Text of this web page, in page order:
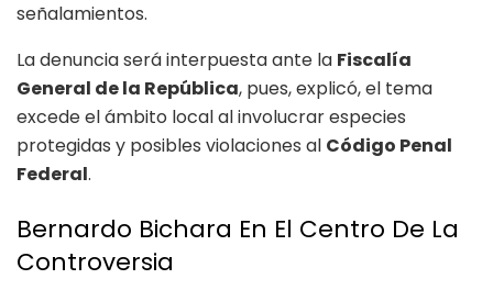
señalamientos.
La denuncia será interpuesta ante la Fiscalía
General de la República, pues, explicó, el tema
excede el ámbito local al involucrar especies
protegidas y posibles violaciones al Código Penal
Federal.
Bernardo Bichara En El Centro De La
Controversia